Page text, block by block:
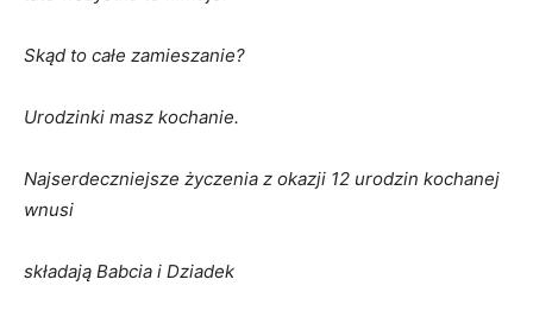
Skąd to całe zamieszanie?
Urodzinki masz kochanie.
Najserdeczniejsze życzenia z okazji 12 urodzin kochanej
wnusi
składają Babcia i Dziadek